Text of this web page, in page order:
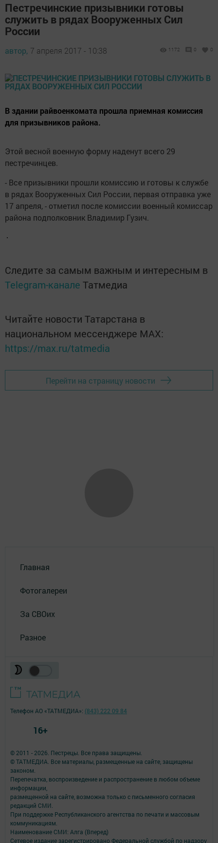
Пестречинские призывники готовы
служить в рядах Вооруженных Сил
России
автор, 7 апреля 2017 - 10:38 1172 0 0
В здании райвоенкомата прошла приемная комиссия
для призывников района.
Этой весной военную форму наденут всего 29
пестречинцев.
- Все призывники прошли комиссию и готовы к службе
в рядах Вооруженных Сил России, первая отправка уже
17 апреля, - отметил после комиссии военный комиссар
района подполковник Владимир Гузич.
Следите за самым важным и интересным в
Telegram-канале Татмедиа
Читайте новости Татарстана в
национальном мессенджере MАХ:
https://max.ru/tatmedia
Перейти на страницу новости
Главная
Фотогалереи
За СВОих
Разное
© 2011 - 2026. Пестрецы. Все права защищены.
© ТАТМЕДИА. Все материалы, размещенные на сайте, защищены
законом.
Перепечатка, воспроизведение и распространение в любом объеме
информации,
размещенной на сайте, возможна только с письменного согласия
редакций СМИ.
При поддержке Республиканского агентства по печати и массовым
коммуникациям.
Наименование СМИ: Алга (Вперед)
Сетевое издание зарегистрировано Федеральной службой по надзору
Телефон АО «ТАТМЕДИА»: (843) 222 09 84
16+